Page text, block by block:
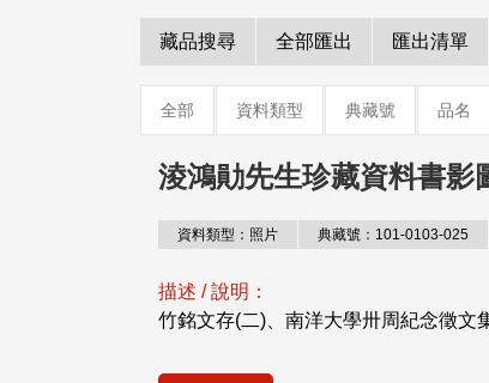
藏品搜尋 全部匯出 匯出清單
全部 資料類型 典藏號 品名
淩鴻勛先生珍藏資料書影
資料類型：照片 典藏號：101-0103-025
描述 / 說明：
竹銘文存(二)、南洋大學卅周紀念徵文